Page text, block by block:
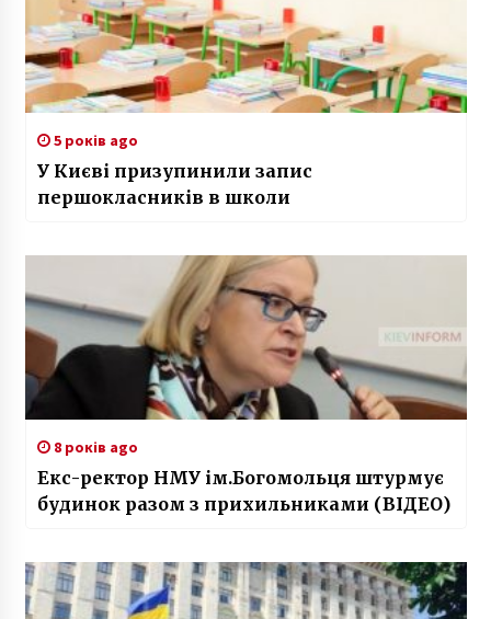
5 років ago
У Києві призупинили запис
першокласників в школи
8 років ago
Екс-ректор НМУ ім.Богомольця штурмує
будинок разом з прихильниками (ВІДЕО)